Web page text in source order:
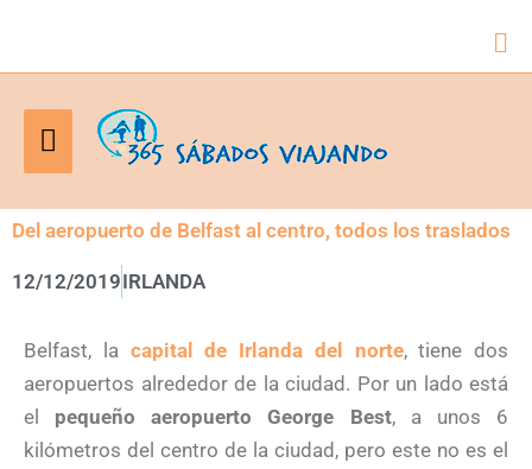
Menú
principal
Del aeropuerto de Belfast al centro, todos los traslados
12/12/2019IRLANDA
Belfast, la capital de Irlanda del norte, tiene dos
aeropuertos alrededor de la ciudad. Por un lado está
el pequeño aeropuerto George Best, a unos 6
kilómetros del centro de la ciudad, pero este no es el